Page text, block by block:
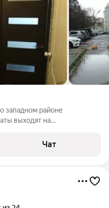
западном районе
выходят на
бывает не слышу пишите
Чат